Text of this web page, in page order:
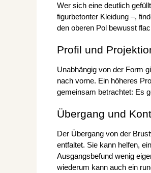
Wer sich eine deutlich
figurbetonter Kleidung –,
den oberen Pol bewusst
Profil und
Unabhängig von der Form
nach vorne. Ein höheres
gemeinsam betrachtet: Es
Übergang und
Der Übergang von der
entfaltet. Sie kann helfen,
Ausgangsbefund wenig
wiederum kann auch ein